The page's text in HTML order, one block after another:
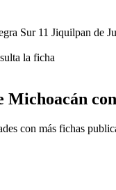
Sur 11 Jiquilpan de
la ficha
Michoacán
con más fichas